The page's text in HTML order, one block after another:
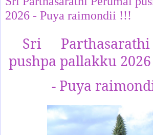
2026 - Puya raimondii !!!
Sri
pushpa pallakku 2026
- Puya